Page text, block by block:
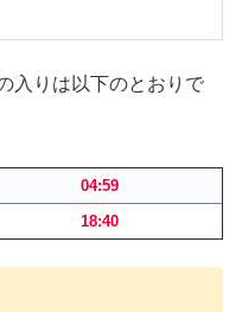
入りは以下のとおりで
04:59
18:40